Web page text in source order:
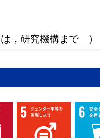
，研究機構まで ）